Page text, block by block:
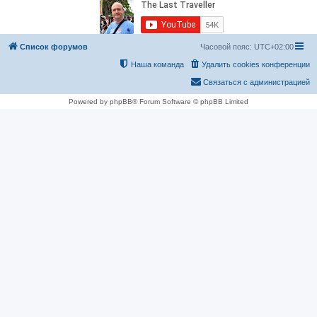
Список форумов Часовой пояс: UTC+02:00
Удалить cookies конференции
Наша команда
Связаться с администрацией
Powered by phpBB® Forum Software © phpBB Limited